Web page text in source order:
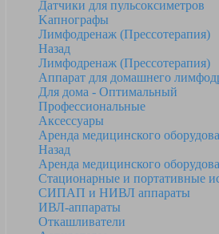
Датчики для пульсоксиметров
Kапнографы
Лимфодренаж (Прессотерапия)
Назад
Лимфодренаж (Прессотерапия)
Аппарат для домашнего
Для дома - Оптимальный
Профессиональные
Аксессуары
Аренда медицинского
Назад
Аренда медицинского
Стационарные и портативные
СИПАП и НИВЛ аппараты
ИВЛ-аппараты
Откашливатели